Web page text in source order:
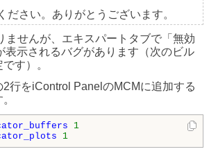
ださい。ありがとうございます。
ませんが、エキスパートタブで「無効
表示されるバグがあります（次のビル
す）。
2行をiControl PanelのMCMに追加する
1
1